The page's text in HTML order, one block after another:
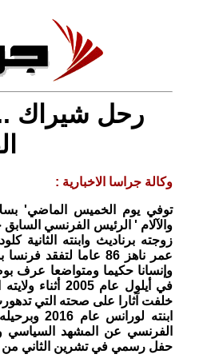
رحل شيراك ..
وكالة جراسا الاخبارية :
توفي يوم الخميس الماضي'
والآلام ' الرئيس الفرنسي
زوجته برناديث وابنته الثانية
عمر ناهز 86 عاما لتفقد
وإنسانا حكيما ومتواضعا عرف
في أيلول عام
خلفت آثارا على صحته التي
ابنته
الفرنسي عن المشهد
حفل رسمي في تشرين الثاني من عام